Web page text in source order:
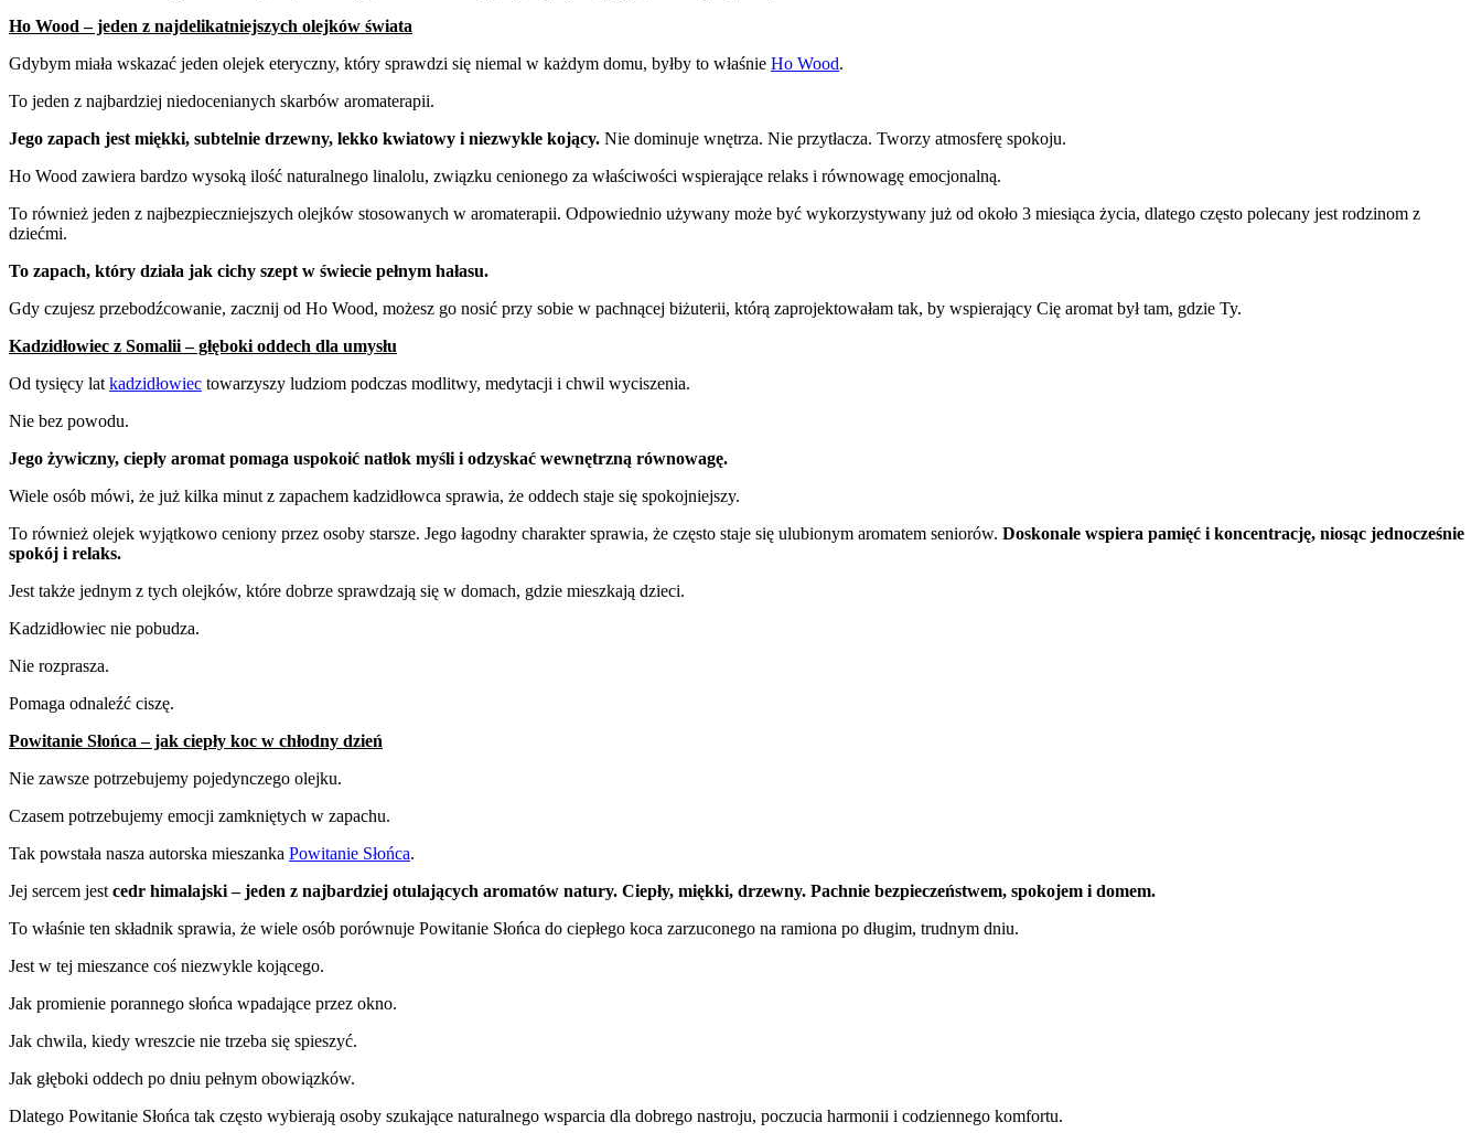
Ho Wood – jeden z najdelikatniejszych olejków świata
Gdybym miała wskazać jeden olejek eteryczny, który sprawdzi się niemal w każdym domu, byłby to właśnie Ho Wood.
To jeden z najbardziej niedocenianych skarbów aromaterapii.
Jego zapach jest miękki, subtelnie drzewny, lekko kwiatowy i niezwykle kojący. Nie dominuje wnętrza. Nie przytłacza. Tworzy atmosferę spokoju.
Ho Wood zawiera bardzo wysoką ilość naturalnego linalolu, związku cenionego za właściwości wspierające relaks i równowagę emocjonalną.
To również jeden z najbezpieczniejszych olejków stosowanych w aromaterapii. Odpowiednio używany może być wykorzystywany już od około 3 miesiąca życia, dlatego często polecany jest rodzinom z
dziećmi.
To zapach, który działa jak cichy szept w świecie pełnym hałasu.
Gdy czujesz przebodźcowanie, zacznij od Ho Wood, możesz go nosić przy sobie w pachnącej biżuterii, którą zaprojektowałam tak, by wspierający Cię aromat był tam, gdzie Ty.
Kadzidłowiec z Somalii – głęboki oddech dla umysłu
Od tysięcy latkadzidłowiec towarzyszy ludziom podczas modlitwy, medytacji i chwil wyciszenia.
Nie bez powodu.
Jego żywiczny, ciepły aromat pomaga uspokoić natłok myśli i odzyskać wewnętrzną równowagę.
Wiele osób mówi, że już kilka minut z zapachem kadzidłowca sprawia, że oddech staje się spokojniejszy.
To również olejek wyjątkowo ceniony przez osoby starsze. Jego łagodny charakter sprawia, że często staje się ulubionym aromatem seniorów. Doskonale wspiera pamięć i koncentrację, niosąc jednocześnie
spokój i relaks.
Jest także jednym z tych olejków, które dobrze sprawdzają się w domach, gdzie mieszkają dzieci.
Kadzidłowiec nie pobudza.
Nie rozprasza.
Pomaga odnaleźć ciszę.
Powitanie Słońca – jak ciepły koc w chłodny dzień
Nie zawsze potrzebujemy pojedynczego olejku.
Czasem potrzebujemy emocji zamkniętych w zapachu.
Tak powstała nasza autorska mieszanka Powitanie Słońca.
Jej sercem jestcedr himalajski – jeden z najbardziej otulających aromatów natury. Ciepły, miękki, drzewny. Pachnie bezpieczeństwem, spokojem i domem.
To właśnie ten składnik sprawia, że wiele osób porównuje Powitanie Słońca do ciepłego koca zarzuconego na ramiona po długim, trudnym dniu.
Jest w tej mieszance coś niezwykle kojącego.
Jak promienie porannego słońca wpadające przez okno.
Jak chwila, kiedy wreszcie nie trzeba się spieszyć.
Jak głęboki oddech po dniu pełnym obowiązków.
Dlatego Powitanie Słońca tak często wybierają osoby szukające naturalnego wsparcia dla dobrego nastroju, poczucia harmonii i codziennego komfortu.